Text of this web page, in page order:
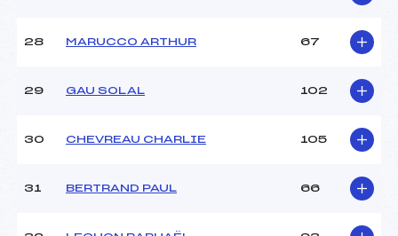
28 MARUCCO ARTHUR 67
29 GAU SOLAL 102
30 CHEVREAU CHARLIE 105
31 BERTRAND PAUL 66